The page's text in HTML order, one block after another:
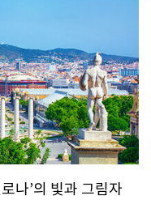
나’의 빛과 그림자